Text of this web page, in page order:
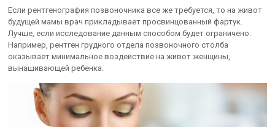
Если рентгенография позвоночника все же требуется, то на живот
будущей мамы врач прикладывает просвинцованный фартук.
Лучше, если исследование данным способом будет ограничено.
Например, рентген грудного отдела позвоночного столба
оказывает минимальное воздействие на живот женщины,
вынашивающей ребенка.